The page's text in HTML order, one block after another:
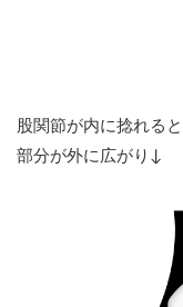
股関節が内に捻れる
部分が外に広がり↓